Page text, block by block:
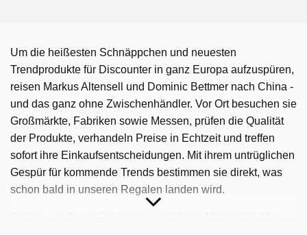
Um die heißesten Schnäppchen und neuesten
Trendprodukte für Discounter in ganz Europa aufzuspüren,
reisen Markus Altensell und Dominic Bettmer nach China -
und das ganz ohne Zwischenhändler. Vor Ort besuchen sie
Großmärkte, Fabriken sowie Messen, prüfen die Qualität
der Produkte, verhandeln Preise in Echtzeit und treffen
sofort ihre Einkaufsentscheidungen. Mit ihrem untrüglichen
Gespür für kommende Trends bestimmen sie direkt, was
schon bald in unseren Regalen landen wird.